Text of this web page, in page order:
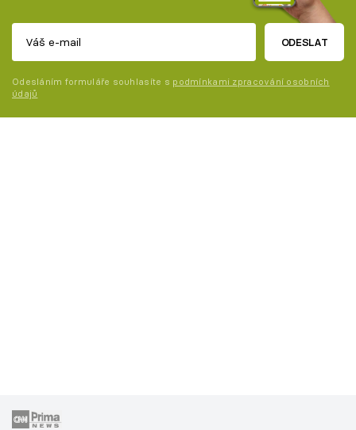
ODESLAT
Odesláním formuláře souhlasíte s podmínkami zpracování osobních
údajů